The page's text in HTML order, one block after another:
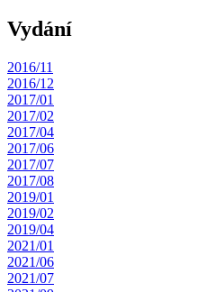
Vydání
2016/11
2016/12
2017/01
2017/02
2017/04
2017/06
2017/07
2017/08
2019/01
2019/02
2019/04
2021/01
2021/06
2021/07